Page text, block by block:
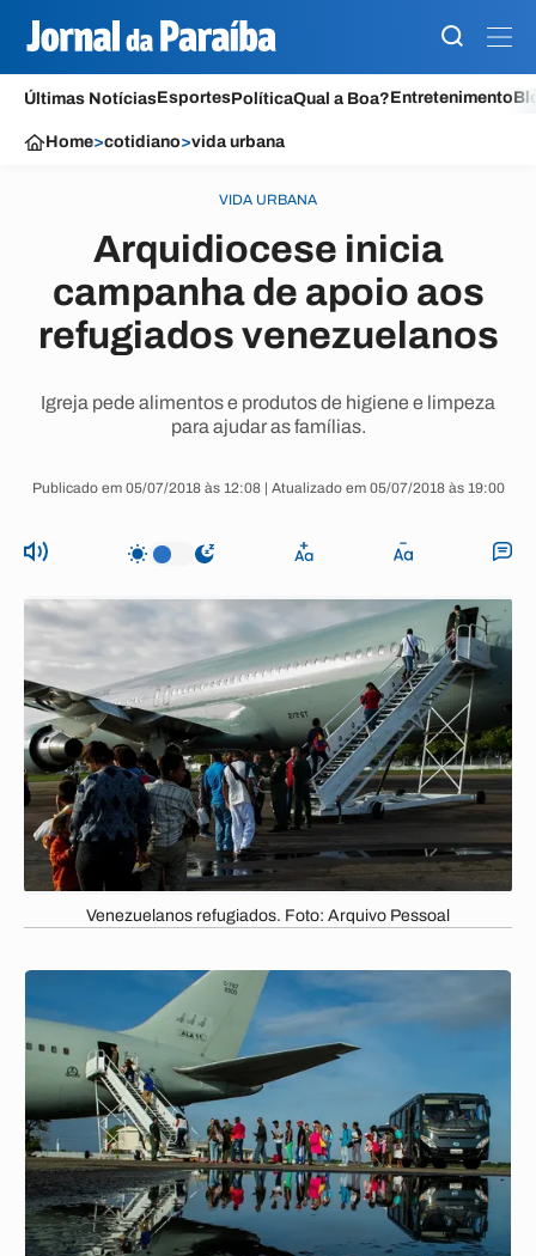
Últimas NotíciasEsportesPolíticaQual a Boa?Entretenimento
Home>cotidiano>vida urbana
VIDA URBANA
Arquidiocese inicia
campanha de apoio aos
refugiados venezuelanos
Igreja pede alimentos e produtos de higiene e limpeza
para ajudar as famílias.
Publicado em 05/07/2018 às 12:08 | Atualizado em 05/07/2018 às 19:00
Venezuelanos refugiados. Foto: Arquivo Pessoal